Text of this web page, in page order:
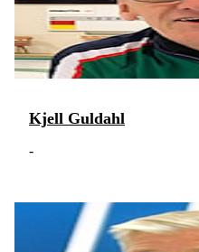
Kjell Guldahl
-